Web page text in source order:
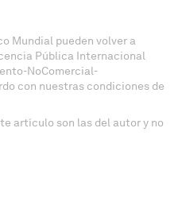
Mundial pueden volver a
Pública Internacional
NoComercial-
con nuestras condiciones de
artículo son las del autor y no